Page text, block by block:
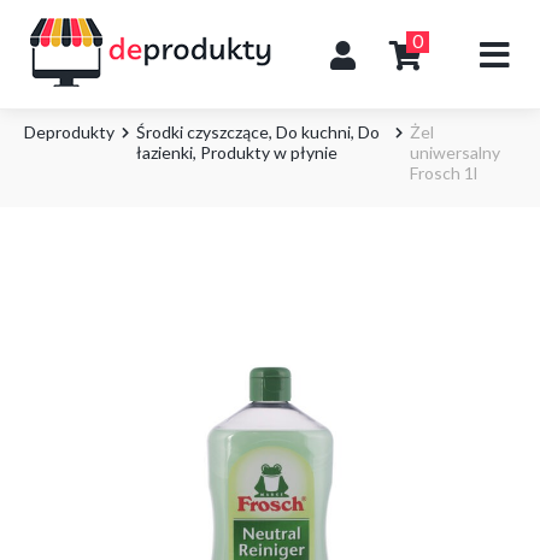
0
Deprodukty Środki czyszczące, Do kuchni, Do
łazienki, Produkty w płynie
Żel
uniwersalny
Frosch 1l